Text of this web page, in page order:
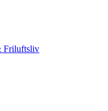
Friluftsliv